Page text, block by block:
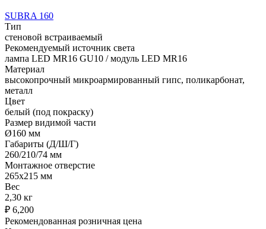
SUBRA 160
Тип
стеновой встраиваемый
Рекомендуемый источник света
лампа LED MR16 GU10 / модуль LED MR16
Материал
высокопрочный микроармированный гипс, поликарбонат,
металл
Цвет
белый (под покраску)
Размер видимой части
Ø160 мм
Габариты (Д/Ш/Г)
260/210/74 мм
Монтажное отверстие
265х215 мм
Вес
2,30 кг
₽ 6,200
Рекомендованная розничная цена